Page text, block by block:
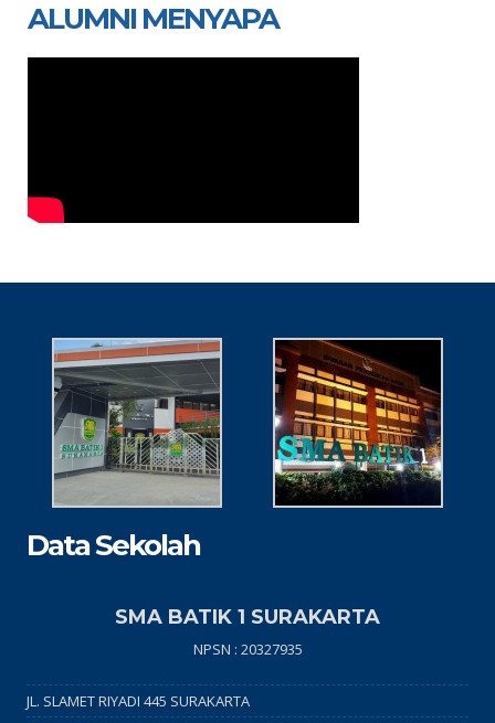
ALUMNI MENYAPA
Data Sekolah
SMA BATIK 1 SURAKARTA
NPSN : 20327935
JL. SLAMET RIYADI 445 SURAKARTA